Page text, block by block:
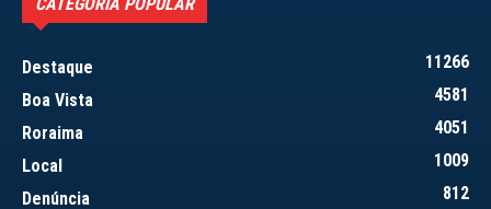
CATEGORIA POPULAR
Destaque
11266
Boa Vista
4581
Roraima
4051
Local
1009
Denúncia
812